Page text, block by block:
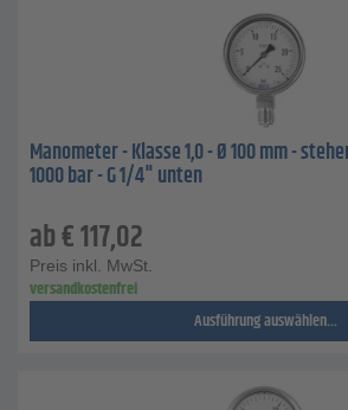
Manometer - Klasse 1,0 - Ø 100 mm -
1000 bar - G 1/4" unten
ab€117,02
Preis inkl. MwSt.
versandkostenfrei
Ausführung auswählen...